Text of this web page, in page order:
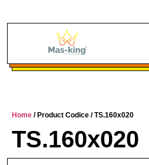
Home / Product Codice / TS.160x020
TS.160x020